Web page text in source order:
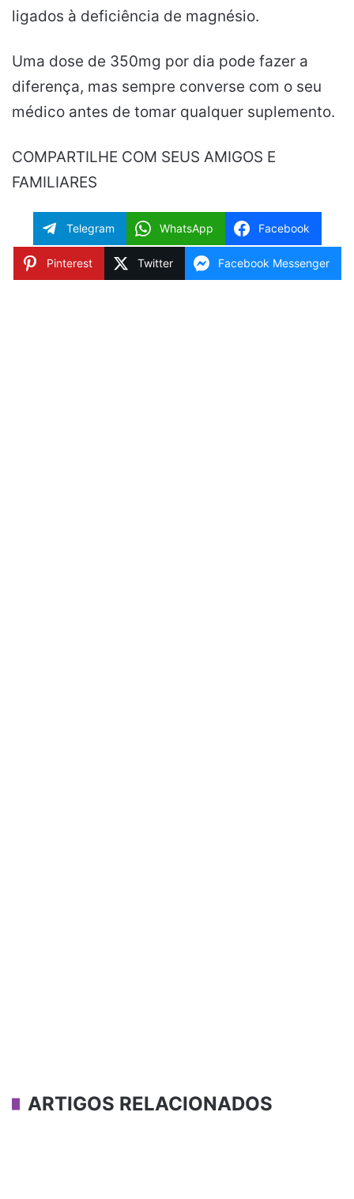
ligados à deficiência de magnésio.
Uma dose de 350mg por dia pode fazer a
diferença, mas sempre converse com o seu
médico antes de tomar qualquer suplemento.
COMPARTILHE COM SEUS AMIGOS E
FAMILIARES
Telegram WhatsApp Facebook
Pinterest Twitter Facebook Messenger
ARTIGOS RELACIONADOS